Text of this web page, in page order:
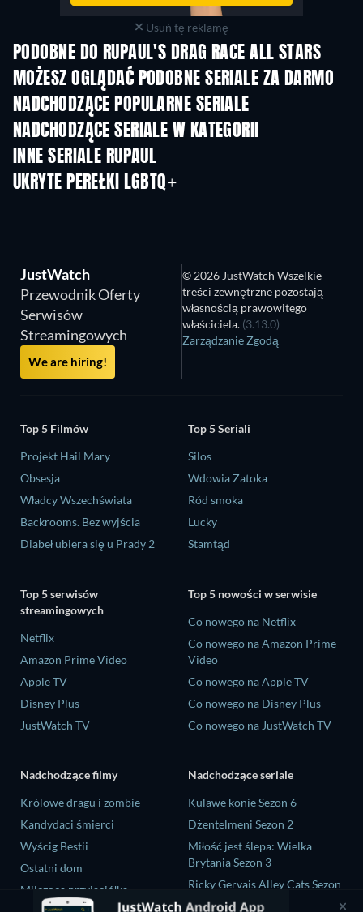
Usuń tę reklamę
PODOBNE DO RUPAUL'S DRAG RACE ALL STARS
TV TV
MOŻESZ OGLĄDAĆ PODOBNE SERIALE ZA DARMO
TV TV
NADCHODZĄCE POPULARNE SERIALE
TV TV
NADCHODZĄCE SERIALE W KATEGORII
Sezon 3 Sezon 1
INNE SERIALE RUPAUL
TV
UKRYTE PEREŁKI LGBTQ+
TV
JustWatch
Przewodnik Oferty
Serwisów
Streamingowych
We are hiring!
© 2026 JustWatch Wszelkie
treści zewnętrzne pozostają
własnością prawowitego
właściciela. (3.13.0)
Zarządzanie Zgodą
Top 5 Filmów
Projekt Hail Mary
Obsesja
Władcy Wszechświata
Backrooms. Bez wyjścia
Diabeł ubiera się u Prady 2
Top 5 Seriali
Silos
Wdowia Zatoka
Ród smoka
Lucky
Stamtąd
Top 5 serwisów
streamingowych
Netflix
Amazon Prime Video
Apple TV
Disney Plus
JustWatch TV
Top 5 nowości w serwisie
Co nowego na Netflix
Co nowego na Amazon Prime
Video
Co nowego na Apple TV
Co nowego na Disney Plus
Co nowego na JustWatch TV
Nadchodzące filmy
Królowe dragu i zombie
Kandydaci śmierci
Wyścig Bestii
Ostatni dom
Milcząca przyjaciółka
Nadchodzące seriale
Kulawe konie Sezon 6
Dżentelmeni Sezon 2
Miłość jest ślepa: Wielka
Brytania Sezon 3
Ricky Gervais Alley Cats Sezon
1